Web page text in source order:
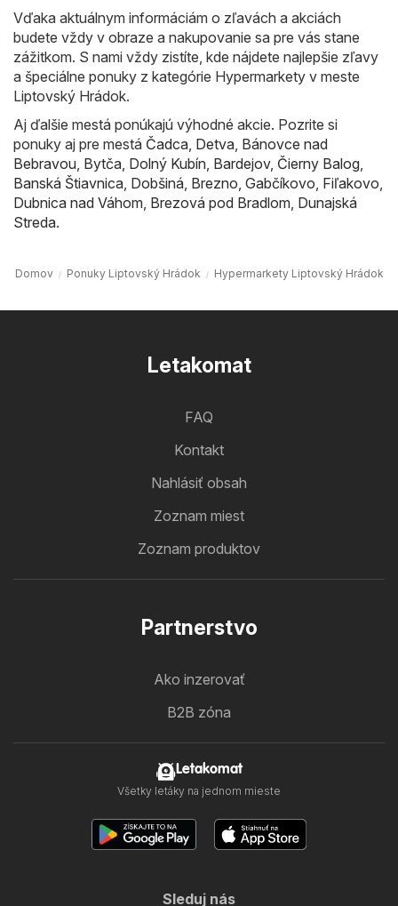
Vďaka aktuálnym informáciám o zľavách a akciách
budete vždy v obraze a nakupovanie sa pre vás stane
zážitkom. S nami vždy zistíte, kde nájdete najlepšie zľavy
a špeciálne ponuky z kategórie Hypermarkety v meste
Liptovský Hrádok.
Aj ďalšie mestá ponúkajú výhodné akcie. Pozrite si
ponuky aj pre mestá Čadca, Detva, Bánovce nad
Bebravou, Bytča, Dolný Kubín, Bardejov, Čierny Balog,
Banská Štiavnica, Dobšiná, Brezno, Gabčíkovo, Fiľakovo,
Dubnica nad Váhom, Brezová pod Bradlom, Dunajská
Streda.
Domov Ponuky Liptovský Hrádok Hypermarkety Liptovský Hrádok
Letakomat
FAQ
Kontakt
Nahlásiť obsah
Zoznam miest
Zoznam produktov
Partnerstvo
Ako inzerovať
B2B zóna
Letakomat
Všetky letáky na jednom mieste
Sleduj nás